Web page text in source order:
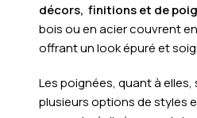
décors, finitions et de
bois ou en acier couvrent
offrant un look épuré et
Les poignées, quant à
plusieurs options de styles